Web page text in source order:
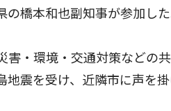
橋本和也副知事が参加した
・環境・交通対策などの
地震を受け、近隣市に声を